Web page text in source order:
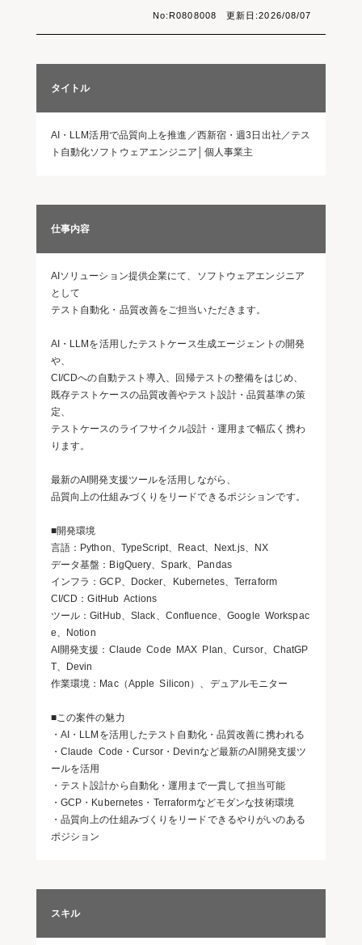
No:R0808008 更新日:2026/08/07
タイトル
AI・LLM活用で品質向上を推進／西新宿・週3日出社／テス
ト自動化ソフトウェアエンジニア│個人事業主
仕事内容
AIソリューション提供企業にて、ソフトウェアエンジニア
として
テスト自動化・品質改善をご担当いただきます。
AI・LLMを活用したテストケース生成エージェントの開発
や、
CI/CDへの自動テスト導入、回帰テストの整備をはじめ、
既存テストケースの品質改善やテスト設計・品質基準の策
定、
テストケースのライフサイクル設計・運用まで幅広く携わ
ります。
最新のAI開発支援ツールを活用しながら、
品質向上の仕組みづくりをリードできるポジションです。
■開発環境
言語：Python、TypeScript、React、Next.js、NX
データ基盤：BigQuery、Spark、Pandas
インフラ：GCP、Docker、Kubernetes、Terraform
CI/CD：GitHub Actions
ツール：GitHub、Slack、Confluence、Google Workspac
e、Notion
AI開発支援：Claude Code MAX Plan、Cursor、ChatGP
T、Devin
作業環境：Mac（Apple Silicon）、デュアルモニター
■この案件の魅力
・AI・LLMを活用したテスト自動化・品質改善に携われる
・Claude Code・Cursor・Devinなど最新のAI開発支援ツ
ールを活用
・テスト設計から自動化・運用まで一貫して担当可能
・GCP・Kubernetes・Terraformなどモダンな技術環境
・品質向上の仕組みづくりをリードできるやりがいのある
ポジション
スキル